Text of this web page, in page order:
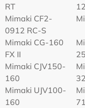
RT
Mimaki CF2-
0912 RC-S
Mimaki CG-160
FX II
Mimaki СJV150-
160
Mimaki UJV100-
160